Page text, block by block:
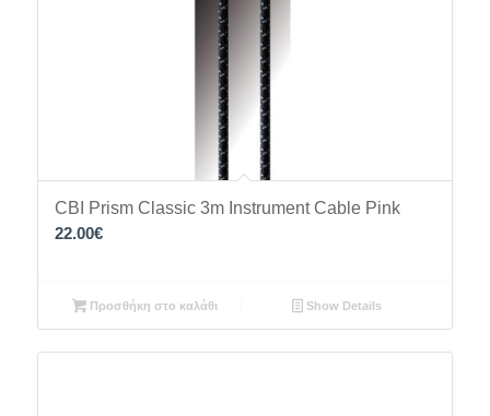
CBI Prism Classic 3m Instrument Cable Pink
22.00€
Προσθήκη στο καλάθι Show Details